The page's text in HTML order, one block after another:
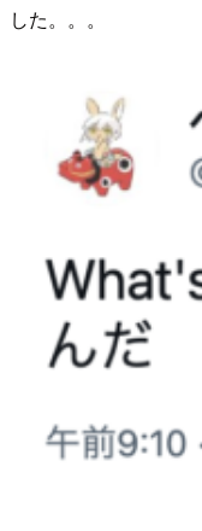
した。。。